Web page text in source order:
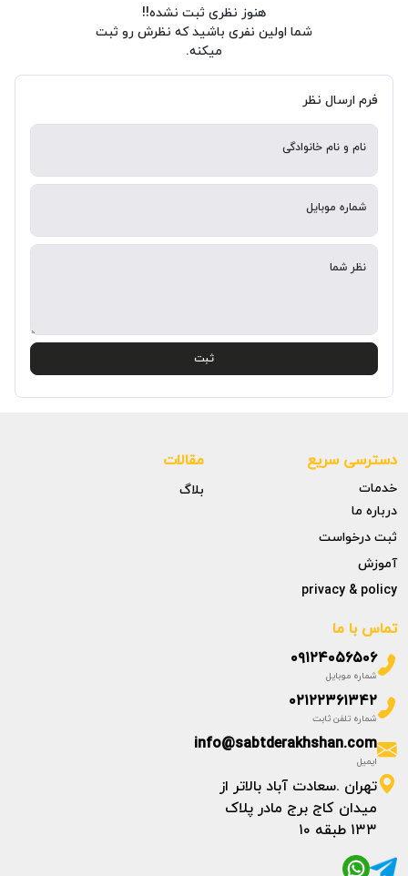
هنوز نظری ثبت نشده!!
شما اولین نفری باشید که نظرش رو ثبت
میکنه.
فرم ارسال نظر
نام و نام خانوادگی
شماره موبایل
نظر شما
ثبت
دسترسی سریع
خدمات
درباره ما
ثبت درخواست
آموزش
privacy & policy
مقالات
بلاگ
تماس با ما
۰۹۱۲۴۰۵۶۵۰۶
شماره موبایل
۰۲۱۲۲۳۶۱۳۴۲
شماره تلفن ثابت
info@sabtderakhshan.com
ایمیل
تهران .سعادت آباد بالاتر از
میدان کاج برج مادر پلاک
۱۳۳ طبقه ۱۰